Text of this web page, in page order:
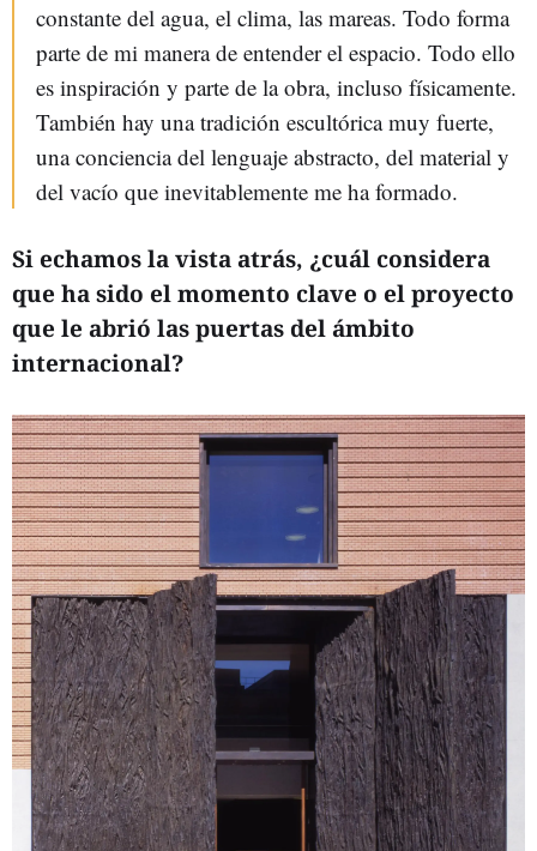
constante del agua, el clima, las mareas. Todo forma
parte de mi manera de entender el espacio. Todo ello
es inspiración y parte de la obra, incluso físicamente.
También hay una tradición escultórica muy fuerte,
una conciencia del lenguaje abstracto, del material y
del vacío que inevitablemente me ha formado.
Si echamos la vista atrás, ¿cuál considera
que ha sido el momento clave o el proyecto
que le abrió las puertas del ámbito
internacional?